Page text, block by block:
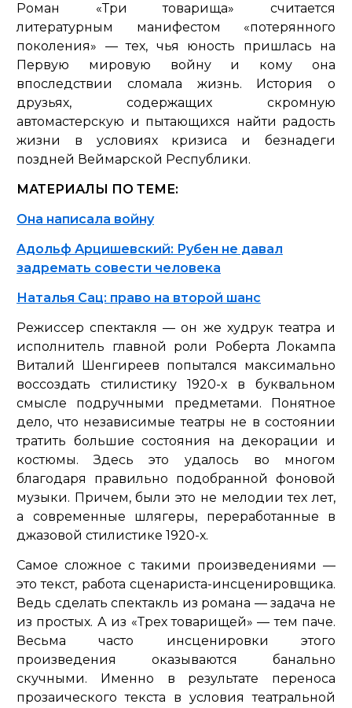
Роман «Три товарища» считается
литературным манифестом «потерянного
поколения» — тех, чья юность пришлась на
Первую мировую войну и кому она
впоследствии сломала жизнь. История о
друзьях, содержащих скромную
автомастерскую и пытающихся найти радость
жизни в условиях кризиса и безнадеги
поздней Веймарской Республики.
МАТЕРИАЛЫ ПО ТЕМЕ:
Она написала войну
Адольф Арцишевский: Рубен не давал
задремать совести человека
Наталья Сац: право на второй шанс
Режиссер спектакля — он же худрук театра и
исполнитель главной роли Роберта Локампа
Виталий Шенгиреев попытался максимально
воссоздать стилистику 1920-х в буквальном
смысле подручными предметами. Понятное
дело, что независимые театры не в состоянии
тратить большие состояния на декорации и
костюмы. Здесь это удалось во многом
благодаря правильно подобранной фоновой
музыки. Причем, были это не мелодии тех лет,
а современные шлягеры, переработанные в
джазовой стилистике 1920-х.
Самое сложное с такими произведениями —
это текст, работа сценариста-инсценировщика.
Ведь сделать спектакль из романа — задача не
из простых. А из «Трех товарищей» — тем паче.
Весьма часто инсценировки этого
произведения оказываются банально
скучными. Именно в результате переноса
прозаического текста в условия театральной